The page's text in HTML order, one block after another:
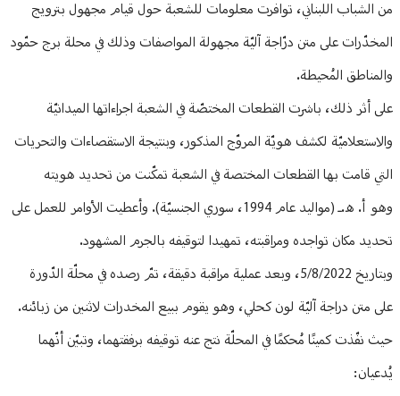
من الشباب اللبناني، توافرت معلومات للشعبة حول قيام مجهول بترويج
المخدّرات على متن درّاجة آليّة مجهولة المواصفات وذلك في محلة برج حمّود
والمناطق المُحيطة.
على أثر ذلك، باشرت القطعات المختصّة في الشعبة اجراءاتها الميدانيّة
والاستعلاميّة لكشف هويّة المروّج المذكور، وبنتيجة الاستقصاءات والتحريات
التي قامت بها القطعات المختصة في الشعبة تمكّنت من تحديد هويته
وهو أ. ه.ـ (مواليد عام 1994، سوري الجنسيّة). وأعطيت الأوامر للعمل على
تحديد مكان تواجده ومراقبته، تمهيدا لتوقيفه بالجرم المشهود.
وبتاريخ 5/8/2022، وبعد عملية مراقبة دقيقة، تمّ رصده في محلّة الدّورة
على متن دراجة آليّة لون كحلي، وهو يقوم ببيع المخدرات لاثنين من زبائنه.
حيث نفّذت كمينًا مُحكمًا في المحلّة نتج عنه توقيفه برفقتهما، وتبيّن أنّهما
يُدعيان: